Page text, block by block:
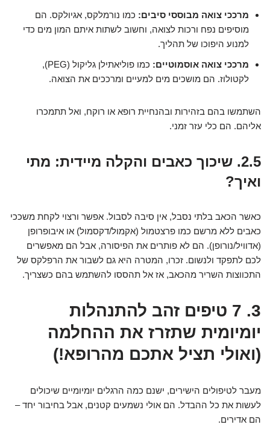
מרככי צואה מבוססי סיבים: כמו נורמלקס, אגיולקס. הם
מוסיפים נפח ורכות לצואה, וחשוב לשתות איתם המון מים כדי
למנוע היפוכו של תהליך.
מרככי צואה אוסמוטיים:
כמו פוליאתילן גליקול (PEG),
לקטולוז. הם מושכים מים למעיים ומרככים את הצואה.
השתמשו בהם בזהירות ובהנחיית רופא או רוקח, ואל תתמכרו
אליהם. הם כלי עזר זמני.
2.5. שיכוך כאבים והקלה מיידית: מתי
ואיך?
כאשר הכאב בלתי נסבל, אין סיבה לסבול. אפשר ורצוי לקחת משככי
כאבים ללא מרשם כמו פרצטמול (אקמול/דקסמול) או איבופרופן
(אדוויל/נורופן). הם לא פותרים את הפיסורה, אבל הם מאפשרים
לכם לתפקד ולנשום. זכרו, המטרה היא גם לשבור את הרפלקס של
התכווצות השריר מהכאב, אז אל תהססו להשתמש בהם כשצריך.
3. 7 טיפים זהב להתנהלות
יומיומית שתזרז את ההחלמה
(ואולי תציל אתכם מהרופא!)
מעבר לטיפולים הישירים, ישנם כמה הרגלים יומיומיים שיכולים
לעשות את כל ההבדל. הם אולי נשמעים קטנים, אבל בחיבור יחד –
הם אדירים.